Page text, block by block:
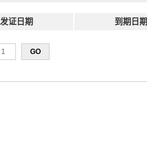
发证日期 到期日期